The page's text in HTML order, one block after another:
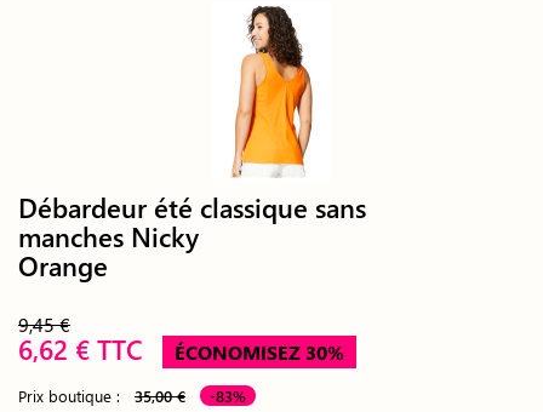
Débardeur été classique sans
manches Nicky
Orange
9,45 €
6,62 € TTC ÉCONOMISEZ 30%
Prix boutique : 35,00 € -83%